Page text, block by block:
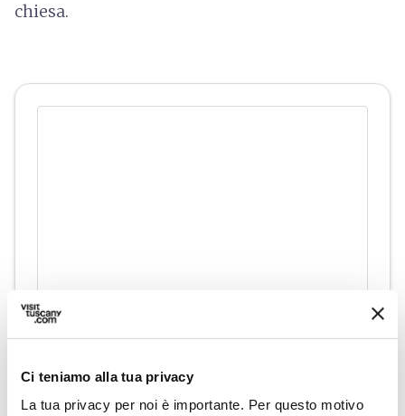
Ci teniamo alla tua privacy
La tua privacy per noi è importante. Per questo motivo
chiesa.
Informazioni